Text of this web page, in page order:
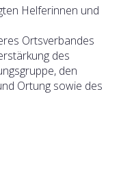
Helferinnen und
Ortsverbandes
des
den
Ortung sowie des